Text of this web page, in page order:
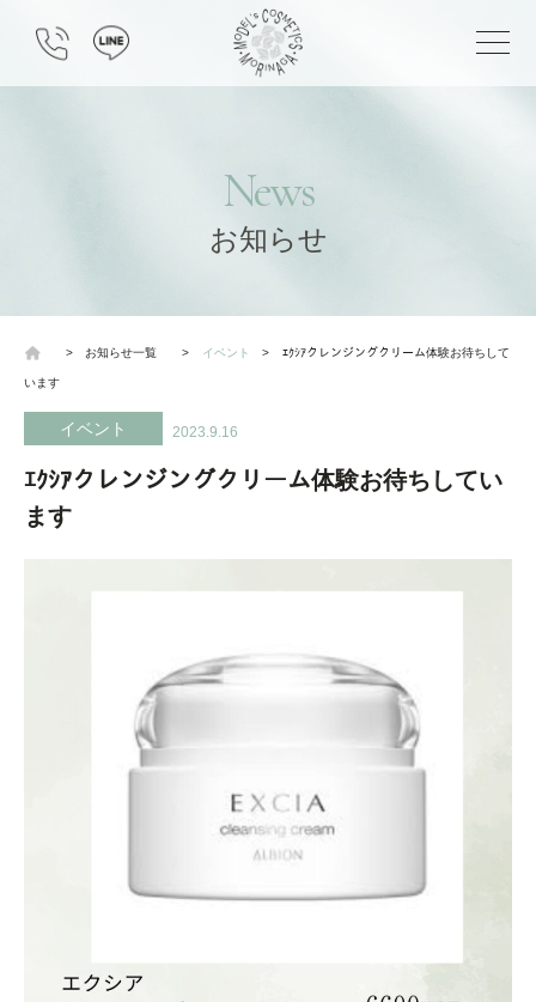
News
お知らせ
> お知らせ一覧 > イベント > ｴｸｼｱクレンジングクリーム体験お待ちして
います
イベント 2023.9.16
ｴｸｼｱクレンジングクリーム体験お待ちしてい
ます